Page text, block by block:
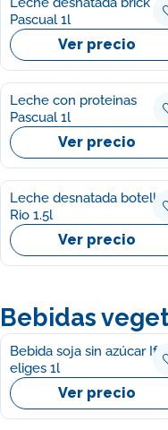
Pascual 1l
Ver precio
Leche con proteinas
Pascual 1l
Ver precio
Leche desnatada botella
Rio 1.5l
Ver precio
Bebidas
Bebida soja sin azúcar Ifa
eliges 1l
Ver precio